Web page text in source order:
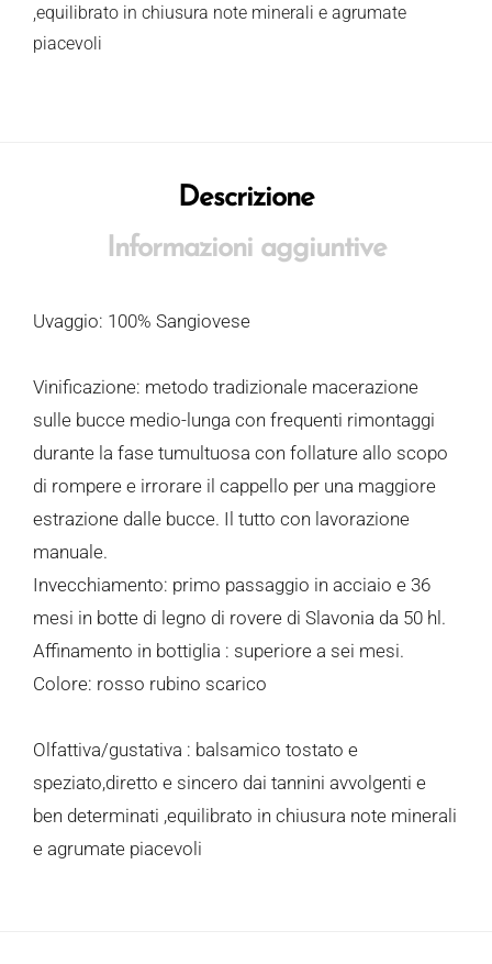
,equilibrato in chiusura note minerali e agrumate
piacevoli
Descrizione
Informazioni aggiuntive
Uvaggio: 100% Sangiovese
Vinificazione: metodo tradizionale macerazione
sulle bucce medio-lunga con frequenti rimontaggi
durante la fase tumultuosa con follature allo scopo
di rompere e irrorare il cappello per una maggiore
estrazione dalle bucce. Il tutto con lavorazione
manuale.
Invecchiamento: primo passaggio in acciaio e 36
mesi in botte di legno di rovere di Slavonia da 50 hl.
Affinamento in bottiglia : superiore a sei mesi.
Colore: rosso rubino scarico
Olfattiva/gustativa : balsamico tostato e
speziato,diretto e sincero dai tannini avvolgenti e
ben determinati ,equilibrato in chiusura note minerali
e agrumate piacevoli